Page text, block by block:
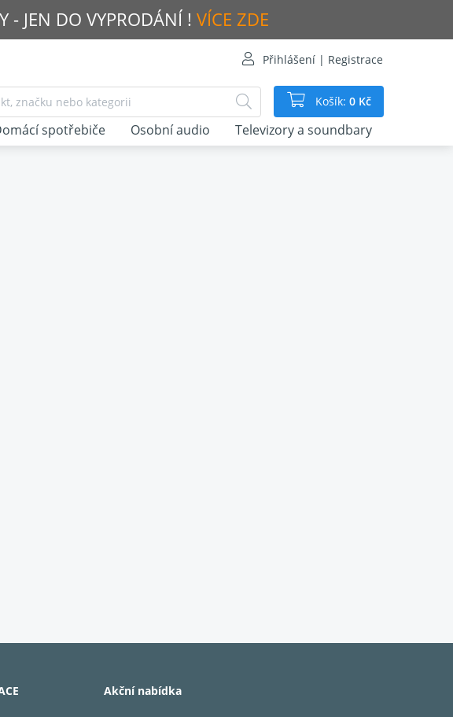
- JEN DO VYPRODÁNÍ ! VÍCE ZDE
Přihlášení | Registrace
Košík: 0 Kč
spotřebiče Osobní audio Televizory a soundbary
Akční nabídka